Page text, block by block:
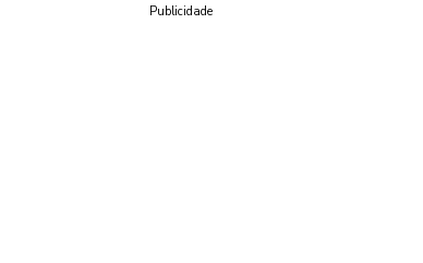
Publicidade